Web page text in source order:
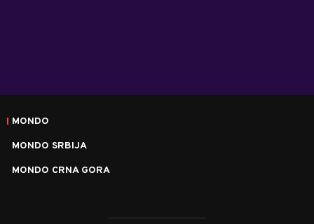
MONDO
MONDO SRBIJA
MONDO CRNA GORA